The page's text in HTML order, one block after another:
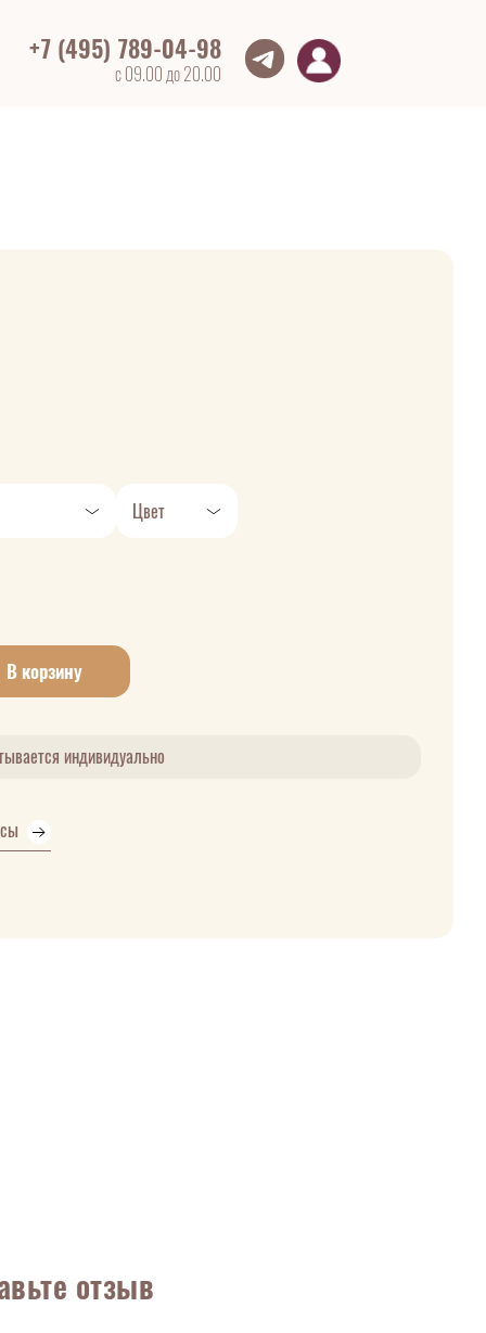
+7 (495) 789-04-98
с 09.00 до 20.00
Цвет
В корзину
индивидуально
отзыв